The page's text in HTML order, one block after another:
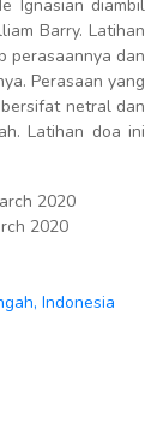
Ignasian diambil
Barry. Latihan
perasaannya dan
Perasaan yang
netral dan
Latihan doa ini
2020
2020
Indonesia